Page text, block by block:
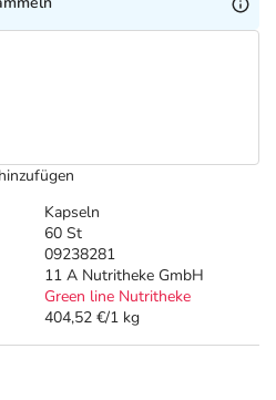
Kapseln
60 St
09238281
11 A Nutritheke GmbH
Green line Nutritheke
404,52 €/1 kg